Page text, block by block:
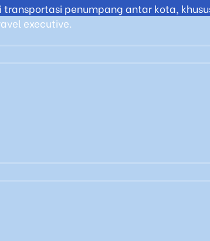
transportasi penumpang antar kota,
executive.